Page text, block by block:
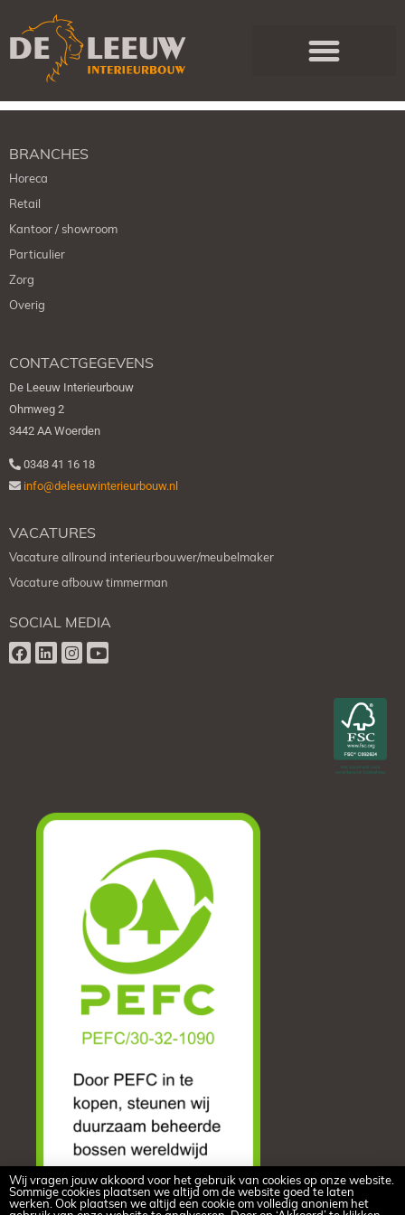
BRANCHES
Horeca
Retail
Kantoor / showroom
Particulier
Zorg
Overig
CONTACTGEGEVENS
De Leeuw Interieurbouw
Ohmweg 2
3442 AA Woerden
0348 41 16 18
info@deleeuwinterieurbouw.nl
VACATURES
Vacature allround interieurbouwer/meubelmaker
Vacature afbouw timmerman
SOCIAL MEDIA
Wij vragen jouw akkoord voor het gebruik van cookies op onze website.
Sommige cookies plaatsen we altijd om de website goed te laten
werken. Ook plaatsen we altijd een cookie om volledig anoniem het